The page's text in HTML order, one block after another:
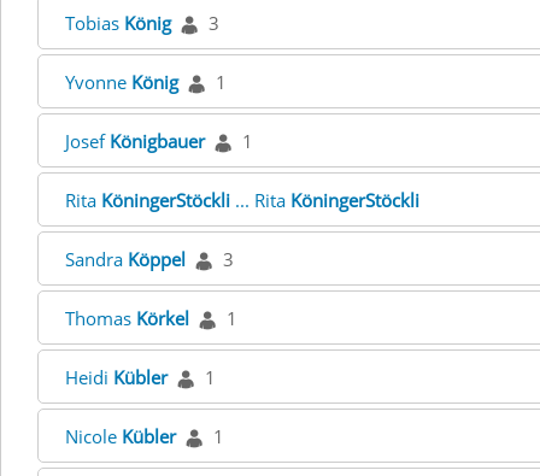
Tobias König 3
Yvonne König 1
Josef Königbauer 1
Rita KöningerStöckli ... Rita KöningerStöckli
Sandra Köppel 3
Thomas Körkel 1
Heidi Kübler 1
Nicole Kübler 1